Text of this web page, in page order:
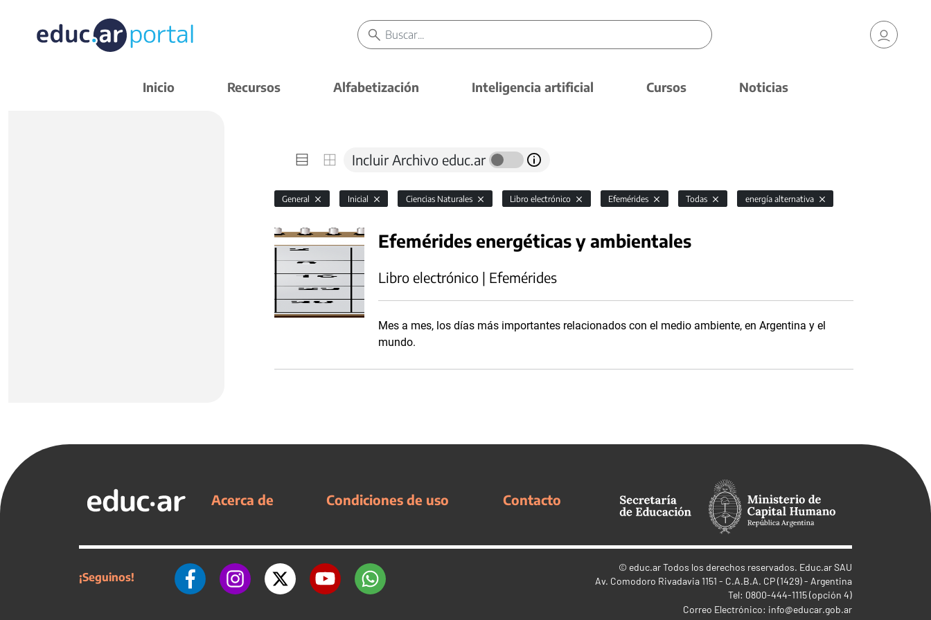
Inicio Recursos Alfabetización Inteligencia artificial Cursos Noticias
Incluir Archivo educ.ar
General Inicial Ciencias Naturales Libro electrónico Efemérides Todas energía alternativa
Efemérides energéticas y ambientales
Libro electrónico | Efemérides
Mes a mes, los días más importantes relacionados con el medio ambiente, en Argentina y el
mundo.
Acerca de Condiciones de uso Contacto
¡Seguinos!
© educ.arTodos los derechos reservados. Educ.ar SAU
Av. Comodoro Rivadavia 1151 - C.A.B.A. CP (1429) - Argentina
Tel: 0800-444-1115 (opción 4)
Correo Electrónico: info@educar.gob.ar